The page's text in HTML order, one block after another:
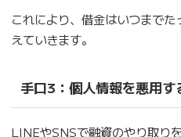
これにより、借金はいつまで
えていきます。
手口3： 個人情報を悪用す
LINEやSNSで融資のやり取り